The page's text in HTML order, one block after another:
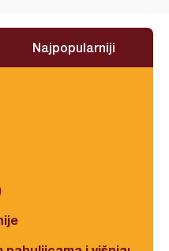
Najpopularniji